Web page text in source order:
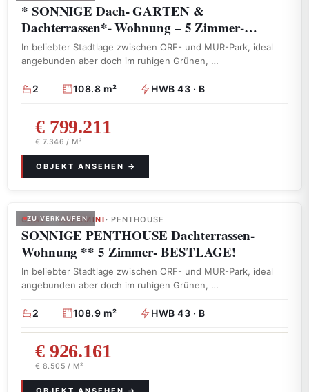
* SONNIGE Dach- GARTEN &
Dachterrassen*- Wohnung – 5 Zimmer-…
In beliebter Stadtlage zwischen ORF- und MUR-Park, ideal
angebunden aber doch im ruhigen Grünen, …
2 108.8 m² HWB 43 · B
€ 799.211
€ 7.346 / M²
ZU VERKAUFEN
GRAZ – JAKOMINI · PENTHOUSE
SONNIGE PENTHOUSE Dachterrassen-
Wohnung ** 5 Zimmer- BESTLAGE!
In beliebter Stadtlage zwischen ORF- und MUR-Park, ideal
angebunden aber doch im ruhigen Grünen, …
2 108.9 m² HWB 43 · B
€ 926.161
€ 8.505 / M²